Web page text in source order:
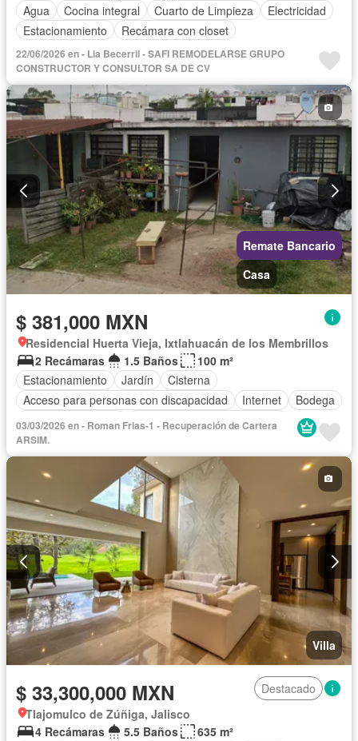
Agua
Cocina integral Cuarto de Limpieza
Electricidad
Estacionamiento
Recámara con closet
22/06/2026 en - Lia Becerril - SAFI REMODELARSE GRUPO
CONSTRUCTOR Y CONSULTOR SA DE CV
Remate Bancario
Casa
$ 381,000 MXN
Residencial Huerta Vieja, Ixtlahuacán de los Membrillos
2 Recámaras
1.5 Baños
100 m²
Estacionamiento
Jardín
Cisterna
Acceso para personas con discapacidad
Internet
Bodega
Aire acondicionado
Circuito cerrado de televisión
Electricidad
Calefacción
Gas natural
Sin amueblar
03/03/2026 en - Roman Frias-1 - Recuperación de Cartera
ARSIM.
Villa
$ 33,300,000 MXN
Destacado
Tlajomulco de Zúñiga, Jalisco
4 Recámaras
5.5 Baños
635 m²